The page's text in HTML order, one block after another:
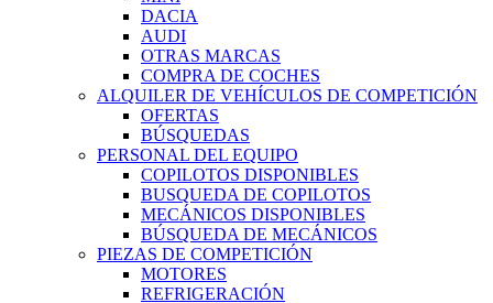
DACIA
AUDI
OTRAS MARCAS
COMPRA DE COCHES
ALQUILER DE VEHÍCULOS DE COMPETICIÓN
OFERTAS
BÚSQUEDAS
PERSONAL DEL EQUIPO
COPILOTOS DISPONIBLES
BUSQUEDA DE COPILOTOS
MECÁNICOS DISPONIBLES
BÚSQUEDA DE MECÁNICOS
PIEZAS DE COMPETICIÓN
MOTORES
REFRIGERACIÓN